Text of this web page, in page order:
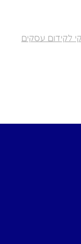
לקידום עסקים